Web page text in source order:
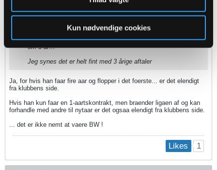
Kun nødvendige cookies
Det er fordi folk vil have vi ikke skal lave en udskiftning igen
om 3 år…
Jeg synes det er helt fint med 3 årige aftaler
Ja, for hvis han faar fire aar og flopper i det foerste... er det elendigt
fra klubbens side.
Hvis han kun faar en 1-aartskontrakt, men braender ligaen af og kan
forhandle med andre til nytaar er det ogsaa elendigt fra klubbens side.
... det er ikke nemt at vaere BW !
Likes 1